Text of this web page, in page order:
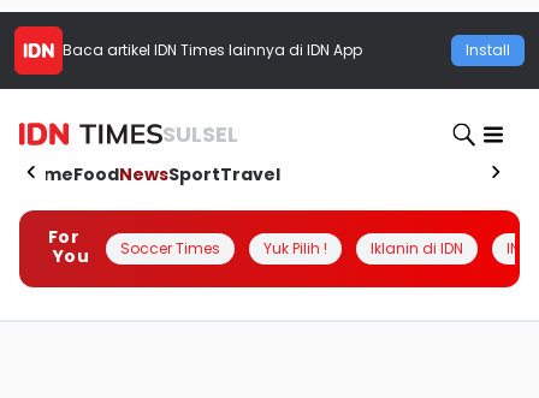
Baca artikel IDN Times lainnya di IDN App Install
SULSEL
HomeFoodNewsSportTravel
For
You
Soccer Times Yuk Pilih ! Iklanin di IDN